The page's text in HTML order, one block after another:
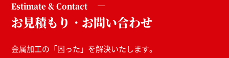
Estimate & Contact
お見積もり・お問い合わせ
金属加工の「困った」を解決いたします。